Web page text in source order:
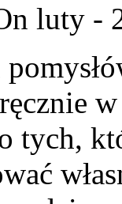
luty -
tych,